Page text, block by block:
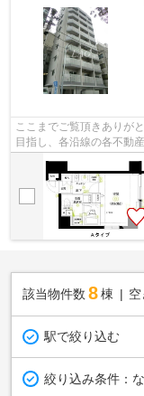
ここまでご覧頂きありが
目指し、各沿線の各不動
様へ提供しております！
該当物件数 8棟 空
駅で絞り込む
絞り込み条件：